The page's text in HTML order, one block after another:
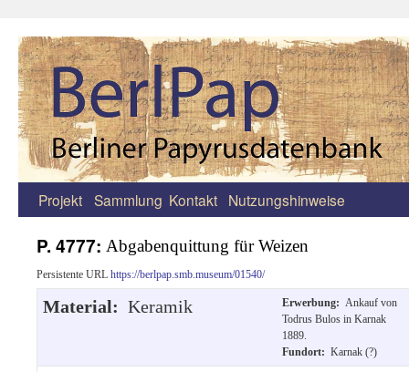
Zum
springen
Projekt Sammlung Kontakt Nutzungshinweise
P. 4777: Abgabenquittung für Weizen
Persistente URL https://berlpap.smb.museum/01540/
Material: Keramik Erwerbung: Ankauf von
Todrus Bulos in Karnak
1889.
Fundort: Karnak (?)